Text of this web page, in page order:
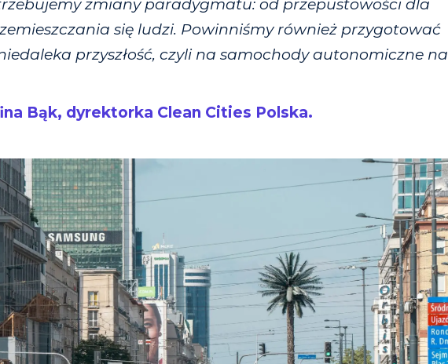
zmiany paradygmatu: od przepustowości dla
się ludzi. Powinniśmy również przygotować
przyszłość, czyli na samochody autonomiczne na
Bąk, dyrektorka Clean Cities Polska.